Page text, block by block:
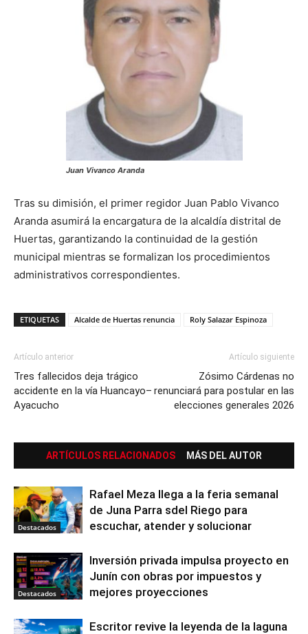
Juan Vivanco Aranda
Tras su dimisión, el primer regidor Juan Pablo Vivanco
Aranda asumirá la encargatura de la alcaldía distrital de
Huertas, garantizando la continuidad de la gestión
municipal mientras se formalizan los procedimientos
administrativos correspondientes.
ETIQUETAS Alcalde de Huertas renuncia Roly Salazar Espinoza
Artículo anterior
Tres fallecidos deja trágico
accidente en la vía Huancayo–
Ayacucho
Artículo siguiente
Zósimo Cárdenas no
renunciará para postular en las
elecciones generales 2026
ARTÍCULOS RELACIONADOS MÁS DEL AUTOR
Destacados
Rafael Meza llega a la feria semanal
de Juna Parra sdel Riego para
escuchar, atender y solucionar
Destacados
Inversión privada impulsa proyecto en
Junín con obras por impuestos y
mejores proyecciones
Escritor revive la leyenda de la laguna